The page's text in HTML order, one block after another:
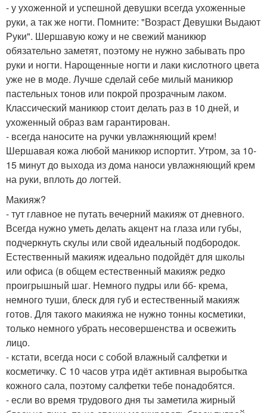
- у ухоженной и успешной девушки всегда ухоженные
руки, а так же ногти. Помните: "Возраст Девушки Выдают
Руки". Шершавую кожу и не свежий маникюр
обязательно заметят, поэтому не нужно забывать про
руки и ногти. Нарощенные ногти и лаки кислотного цвета
уже не в моде. Лучше сделай себе милый маникюр
пастельных тонов или покрой прозрачным лаком.
Классический маникюр стоит делать раз в 10 дней, и
ухоженный образ вам гарантирован.
- всегда наносите на ручки увлажняющий крем!
Шершавая кожа любой маникюр испортит. Утром, за 10-
15 минут до выхода из дома наноси увлажняющий крем
на руки, вплоть до логтей.
Макияж?
- тут главное не путать вечерний макияж от дневного.
Всегда нужно уметь делать акцент на глаза или губы,
подчеркнуть скулы или свой идеальный подбородок.
Естественный макияж идеально подойдёт для школы
или офиса (в общем естественный макияж редко
проигрышный шаг. Немного пудры или бб- крема,
немного туши, блеск для губ и естественный макияж
готов. Для такого макияжа не нужно тонны косметики,
только немного убрать несовершенства и освежить
лицо.
- кстати, всегда носи с собой влажный салфетки и
косметичку. С 10 часов утра идёт активная выробытка
кожного сала, поэтому салфетки тебе понадобятся.
- если во время трудового дня ты заметила жирный